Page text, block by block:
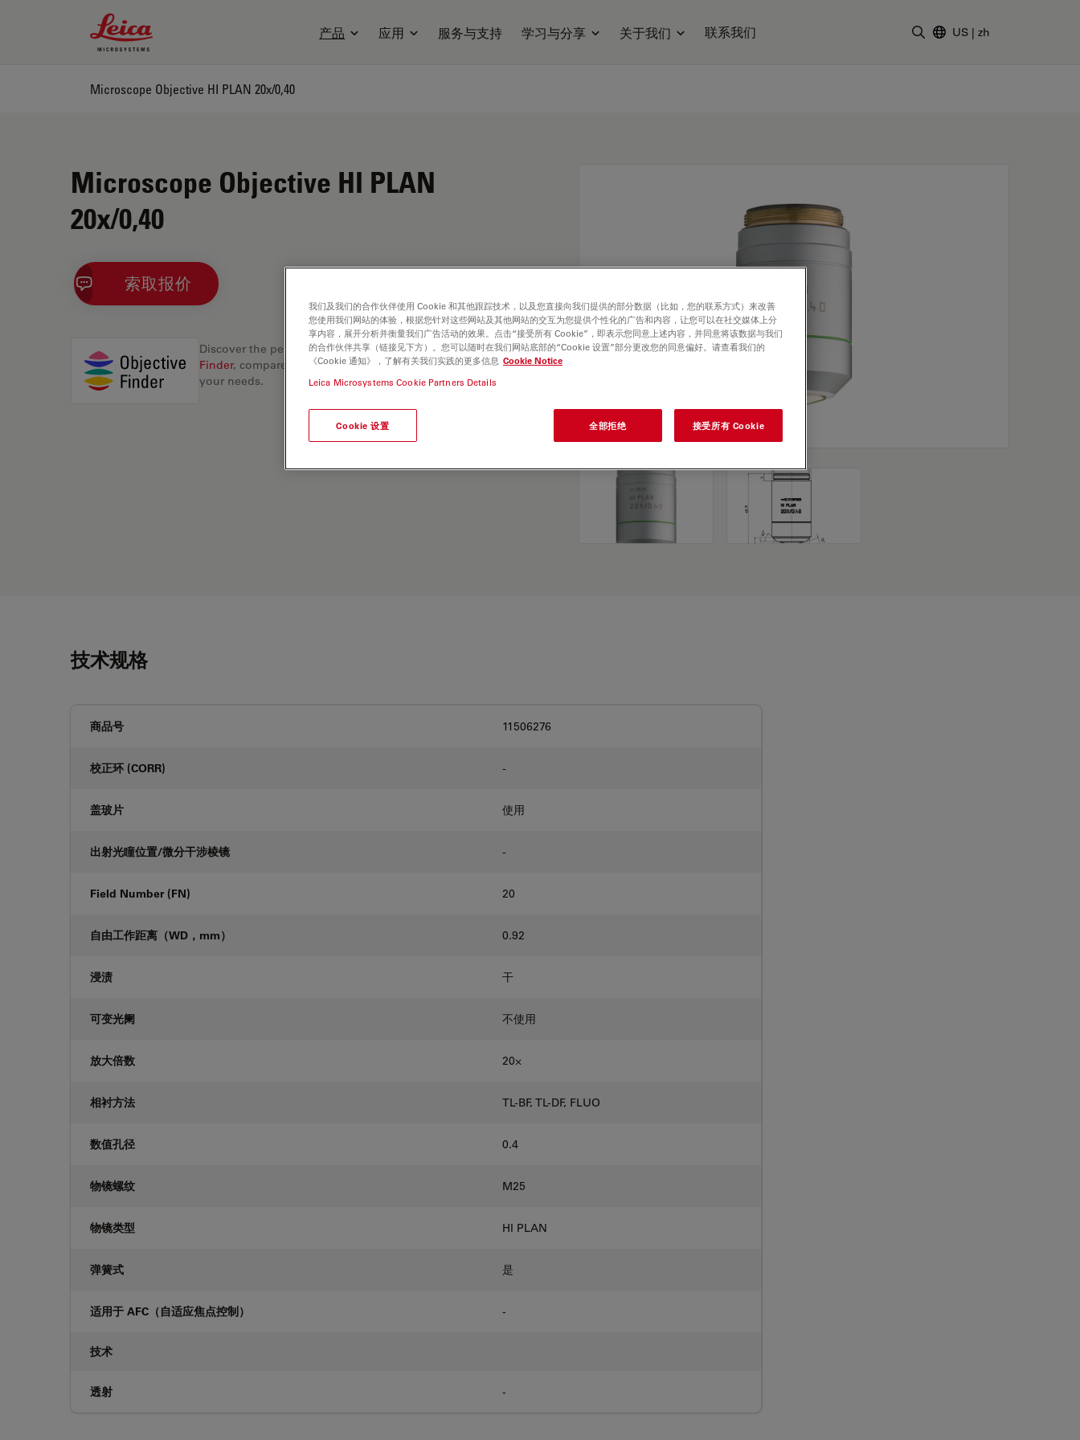
Leica Microsystems Logo
产品 应用 服务与支持 学习与分享 关于我们 联系我们 US | zh
Microscope Objective HI PLAN 20x/0,40
Microscope Objective HI PLAN
20x/0,40
索取报价
Discover the perfect solution. Explore our Objective
Finder, compare alternatives, and find the best fit for
your needs.
技术规格
商品号 11506276
校正环 (CORR) -
盖玻片 使用
出射光瞳位置/微分干涉棱镜 -
Field Number (FN) 20
自由工作距离（WD，mm） 0.92
浸渍 干
可变光阑 不使用
放大倍数 20⨉
相衬方法 TL-BF, TL-DF, FLUO
数值孔径 0.4
物镜螺纹 M25
物镜类型 HI PLAN
弹簧式 是
适用于 AFC（自适应焦点控制） -
技术
透射 -
我们及我们的合作伙伴使用 Cookie 和其他跟踪技术，以及您直接向我们提供的部分数据（比如，您的联系方式）来改善
您使用我们网站的体验，根据您针对这些网站及其他网站的交互为您提供个性化的广告和内容，让您可以在社交媒体上分
享内容，展开分析并衡量我们广告活动的效果。点击“接受所有 Cookie”，即表示您同意上述内容，并同意将该数据与我们
的合作伙伴共享（链接见下方）。您可以随时在我们网站底部的“Cookie 设置”部分更改您的同意偏好。请查看我们的
《Cookie 通知》，了解有关我们实践的更多信息 Cookie Notice
Leica Microsystems Cookie Partners Details
Cookie 设置 全部拒绝 接受所有 Cookie